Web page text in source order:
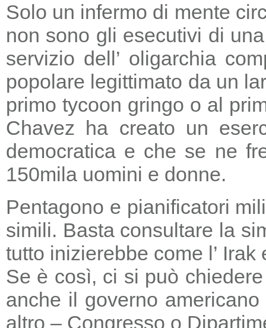
Solo un infermo di mente
non sono gli esecutivi di
servizio dell’ oligarchia
popolare legittimato da un
primo tycoon gringo o al
Chavez ha creato un
democratica e che se ne
150mila uomini e donne.
Pentagono e pianificatori
simili. Basta consultare la
tutto inizierebbe come l’
Se è così, ci si può
anche il governo
altro – Congresso o